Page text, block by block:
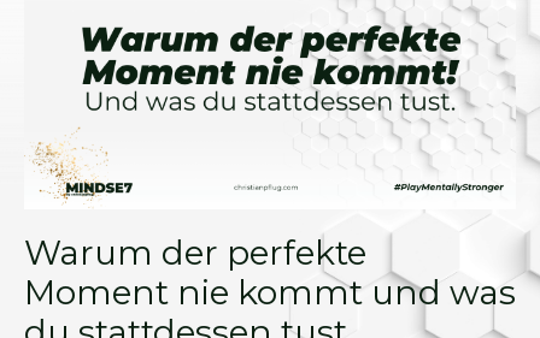
Warum der perfekte
Moment nie kommt und was